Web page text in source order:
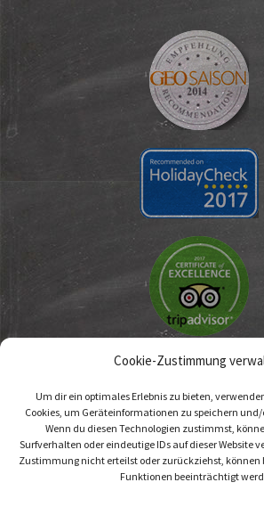
Cookie-Zustimmung
Um dir ein optimales Erlebnis zu bieten,
Cookies, um Geräteinformationen zu speichern
Wenn du diesen Technologien zustimmst,
Surfverhalten oder eindeutige IDs auf dieser Website
Zustimmung nicht erteilst oder zurückziehst,
Funktionen beeinträchtigt
HÜTTENPALAST